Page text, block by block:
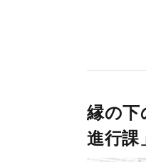
縁の
進行課